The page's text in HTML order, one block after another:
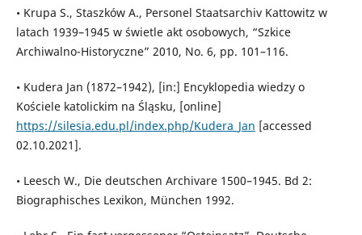
• Krupa S., Staszków A., Personel Staatsarchiv Kattowitz w
latach 1939–1945 w świetle akt osobowych, “Szkice
Archiwalno-Historyczne” 2010, No. 6, pp. 101–116.
• Kudera Jan (1872–1942), [in:] Encyklopedia wiedzy o
Kościele katolickim na Śląsku, [online]
https://silesia.edu.pl/index.php/Kudera_Jan [accessed
02.10.2021].
• Leesch W., Die deutschen Archivare 1500–1945. Bd 2:
Biographisches Lexikon, München 1992.